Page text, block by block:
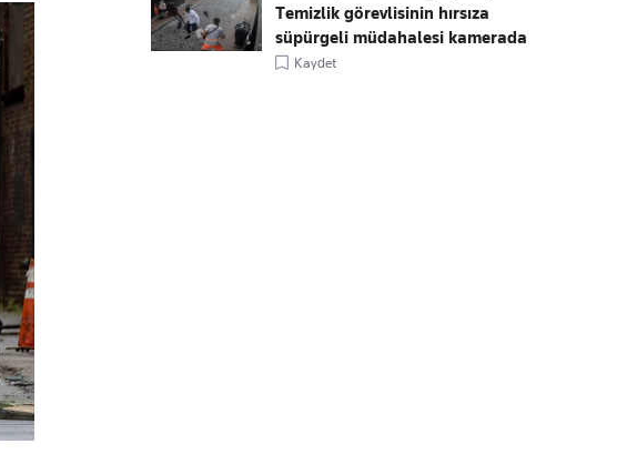
Temizlik görevlisinin hırsıza
süpürgeli müdahalesi kamerada
Kaydet